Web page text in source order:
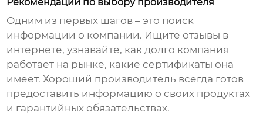
Одним из первых шагов – это поиск
информации о компании. Ищите отзывы в
интернете, узнавайте, как долго компания
работает на рынке, какие сертификаты она
имеет. Хороший производитель всегда готов
предоставить информацию о своих продуктах
и гарантийных обязательствах.